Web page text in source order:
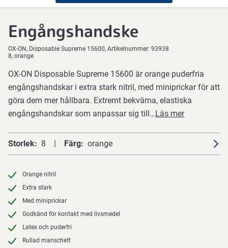
Engångshandske
OX-ON Disposable Supreme 15600 Artikelnummer: 93938
8, orange
OX-ON Disposable Supreme 15600 är orange puderfria
engångshandskar i extra stark nitril, med miniprickar för att
göra dem mer hållbara. Extremt bekväma, elastiska
engångshandskar som anpassar sig till…Läs mer
Storlek 8 Färg orange
Orange nitril
Extra stark
Med miniprickar
Godkänd för kontakt med livsmedel
Latex och puderfri
Rullad manschett